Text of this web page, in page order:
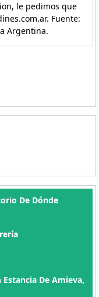
le pedimos que
Fuente:
Argentina.
De Dónde
Estancia De Amieva,